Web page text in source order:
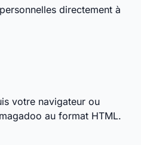
directement à
votre navigateur ou
au format HTML.